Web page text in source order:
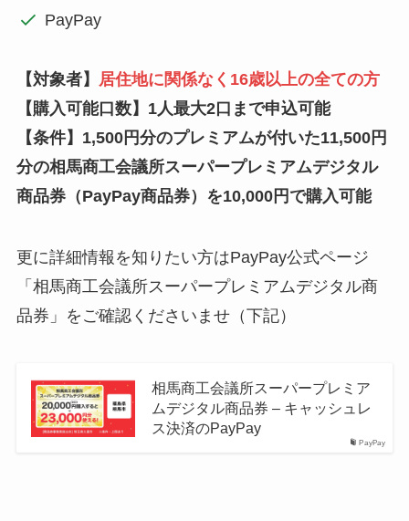
PayPay
【対象者】
居住地に関係なく16歳以上の全ての方
【購入可能口数】 1人最大2口まで申込可能
【条件】1,500円分のプレミアムが付いた11,500円
分の相馬商工会議所スーパープレミアムデジタル
商品券（PayPay商品券）を10,000円で購入可能
更に詳細情報を知りたい方はPayPay公式ページ
「相馬商工会議所スーパープレミアムデジタル商
品券」をご確認くださいませ（下記）
PayPay
相馬商工会議所スーパープレミア
ムデジタル商品券 – キャッシュレ
ス決済のPayPay